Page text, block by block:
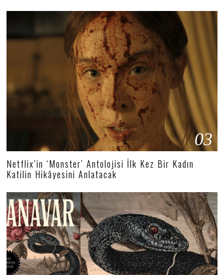
03
Netflix’in ‘Monster’ Antolojisi İlk Kez Bir Kadın
Katilin Hikâyesini Anlatacak